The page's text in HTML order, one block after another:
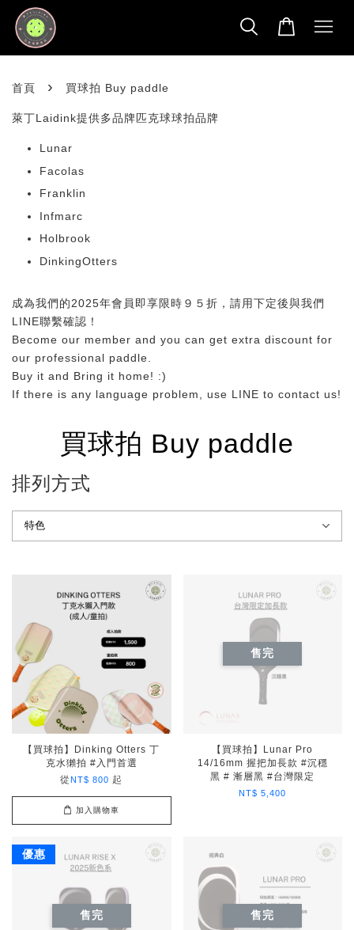
首頁 › 買球拍 Buy paddle
萊丁Laidink提供多品牌匹克球球拍品牌
Lunar
Facolas
Franklin
Infmarc
Holbrook
DinkingOtters
成為我們的2025年會員即享限時９５折，請用下定後與我們
LINE聯繫確認！
Become our member and you can get extra discount for
our professional paddle.
Buy it and Bring it home! :)
If there is any language problem, use LINE to contact us!
買球拍 Buy paddle
排列方式
【買球拍】Dinking Otters 丁
克水獺拍 #入門首選
從NT$ 800 起
加入購物車
售完
【買球拍】Lunar Pro
14/16mm 握把加長款 #沉穩
黑 # 漸層黑 #台灣限定
NT$ 5,400
優惠
售完 售完